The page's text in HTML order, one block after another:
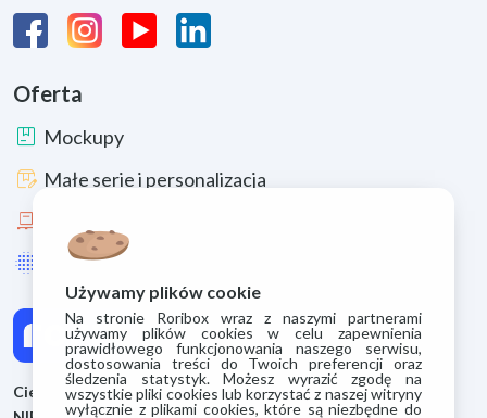
Cieszyńskie Zakłady Kartoniarskie S.A.
Oferta
package Mockupy
box_edit Małe serie i personalizacja
pallet
lens_blur Uszlachetnienia i materiały
Używamy plików cookie
Na stronie Roribox wraz z naszymi partnerami
używamy plików cookies w celu zapewnienia
prawidłowego funkcjonowania naszego serwisu,
dostosowania treści do Twoich preferencji oraz
śledzenia statystyk. Możesz wyrazić zgodę na
wszystkie pliki cookies lub korzystać z naszej witryny
wyłącznie z plikami cookies, które są niezbędne do